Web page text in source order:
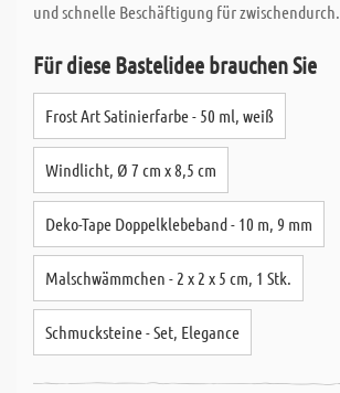
und schnelle Beschäftigung für zwischendurch.
Für diese Bastelidee brauchen Sie
Frost Art Satinierfarbe - 50 ml, weiß
Windlicht, Ø 7 cm x 8,5 cm
Deko-Tape Doppelklebeband - 10 m, 9 mm
Malschwämmchen - 2 x 2 x 5 cm, 1 Stk.
Schmucksteine - Set, Elegance